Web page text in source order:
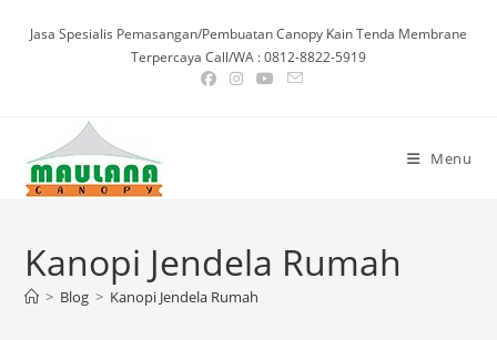
Jasa Spesialis Pemasangan/Pembuatan Canopy Kain Tenda Membrane
Terpercaya Call/WA : 0812-8822-5919
Menu
Kanopi Jendela Rumah
> Blog > Kanopi Jendela Rumah